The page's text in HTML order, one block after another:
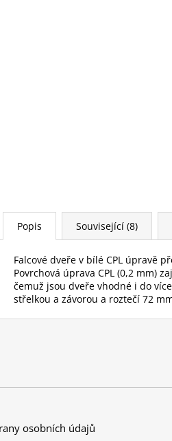
Popis Související (8)
Falcové dveře v bílé CPL úpravě
Povrchová úprava CPL (0,2 mm)
čemuž jsou dveře vhodné i do
střelkou a závorou a roztečí 72
osobních údajů